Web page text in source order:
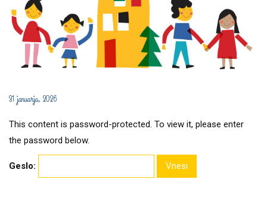
31 januarja, 2026
This content is password-protected. To view it, please enter
the password below.
Geslo: